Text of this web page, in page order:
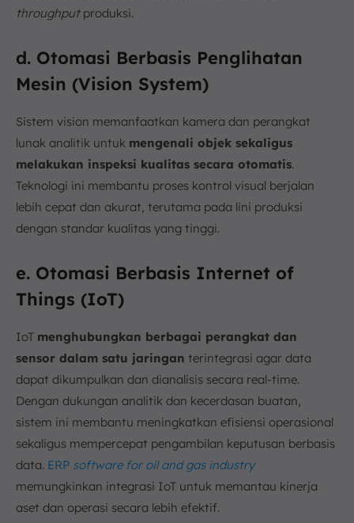
throughputproduksi.
d. Otomasi Berbasis Penglihatan
Mesin (Vision System)
Sistem vision memanfaatkan kamera dan perangkat
lunak analitik untuk mengenali objek sekaligus
melakukan inspeksi kualitas secara otomatis.
Teknologi ini membantu proses kontrol visual berjalan
lebih cepat dan akurat, terutama pada lini produksi
dengan standar kualitas yang tinggi.
e. Otomasi Berbasis Internet of
Things (IoT)
IoT menghubungkan berbagai perangkat dan
sensor dalam satu jaringan terintegrasi agar data
dapat dikumpulkan dan dianalisis secara real-time.
Dengan dukungan analitik dan kecerdasan buatan,
sistem ini membantu meningkatkan efisiensi operasional
sekaligus mempercepat pengambilan keputusan berbasis
data. ERP software for oil and gas industry
memungkinkan integrasi IoT untuk memantau kinerja
aset dan operasi secara lebih efektif.